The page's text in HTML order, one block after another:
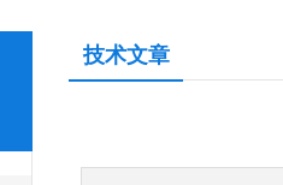
技术文章